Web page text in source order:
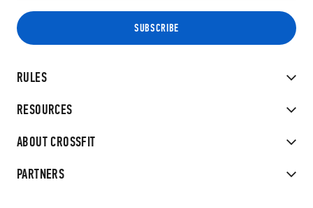
RULES
RESOURCES
ABOUT CROSSFIT
PARTNERS